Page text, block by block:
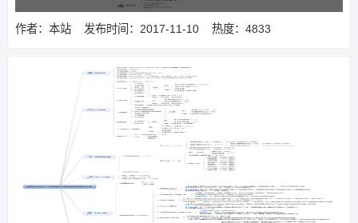
作者：本站 发布时间：2017-11-10 热度：4833